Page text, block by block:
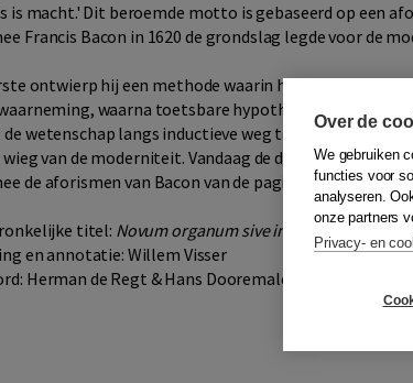
is macht.' Dit beroemde motto is gebaseerd op een
Francis Bacon in 1620 de grondslag legde voor de
ontwierp hij een methode waarin het experiment
waarna toetsbare hypothesen konden
wetenschap langs inductieve weg tot haar
wieg van de moderniteit. Vandaag de dag wordt de
de aforismen van Bacon van de pagina spatten.
titel: Novum organum sive indicia vera de
en annotatie: Willem Visser
Herman de Regt & Hans Dooremalen
Over de
We gebruiken
functies voor
analyseren.
onze partners
Privacy- en